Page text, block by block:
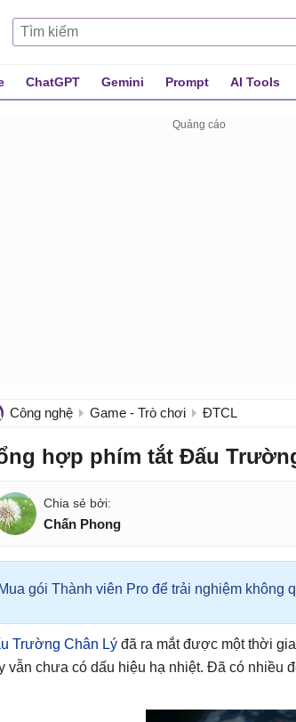
ChatGPT Gemini Prompt AI Tools
Công nghệ Game - Trò chơi ĐTCL
hợp phím tắt Đấu
Chấn Phong
gói Thành viên Pro để trải nghiệm không
Trường Chân Lý đã ra mắt được một thời
vẫn chưa có dấu hiệu hạ nhiệt. Đã có nhiều